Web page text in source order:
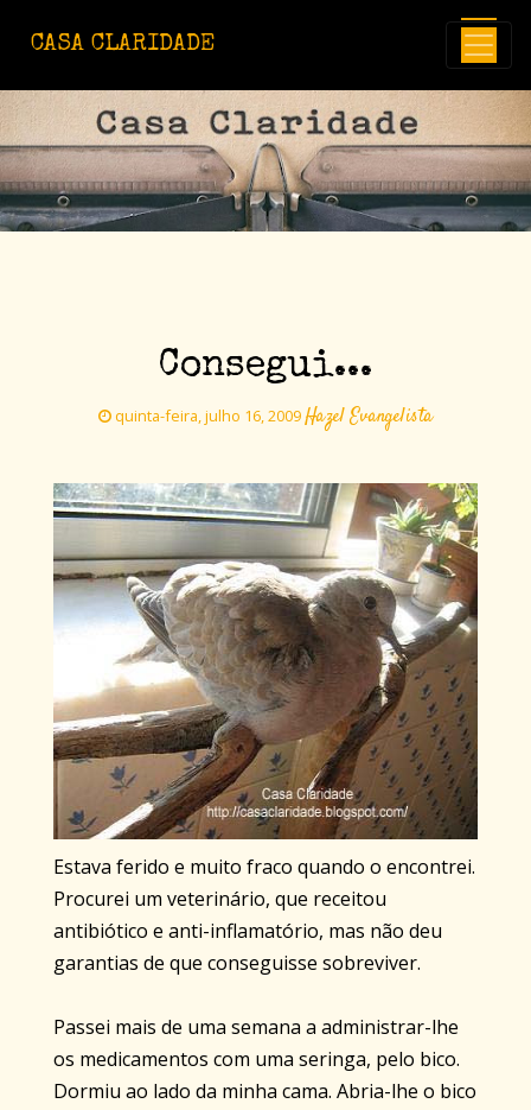
CASA CLARIDADE
Consegui...
quinta-feira, julho 16, 2009Hazel Evangelista
Estava ferido e muito fraco quando o encontrei.
Procurei um veterinário, que receitou
antibiótico e anti-inflamatório, mas não deu
garantias de que conseguisse sobreviver.
Passei mais de uma semana a administrar-lhe
os medicamentos com uma seringa, pelo bico.
Dormiu ao lado da minha cama. Abria-lhe o bico